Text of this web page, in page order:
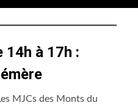
14h à 17h :
MJCs des Monts du